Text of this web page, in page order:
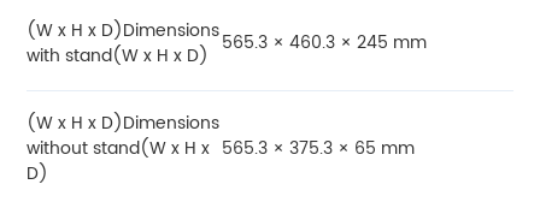
(W x H x D)Dimensions
with stand(W x H x D)
565.3 × 460.3 × 245 mm
(W x H x D)Dimensions
without stand(W x H x
D)
565.3 × 375.3 × 65 mm